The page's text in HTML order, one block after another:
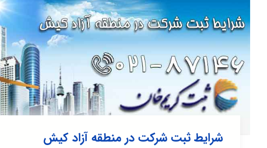
شرایط ثبت شرکت در منطقه آزاد کیش